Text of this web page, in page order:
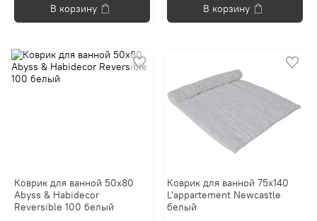
В корзину В корзину
Коврик для ванной 50х80
Abyss & Habidecor
Reversible 100 белый
Коврик для ванной 75x140
L'appartement Newcastle
белый